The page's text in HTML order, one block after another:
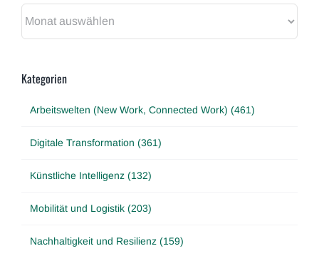
Kategorien
Arbeitswelten (New Work, Connected Work) (461)
Digitale Transformation (361)
Künstliche Intelligenz (132)
Mobilität und Logistik (203)
Nachhaltigkeit und Resilienz (159)